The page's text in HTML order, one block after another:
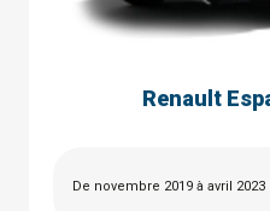
Renault
De novembre 2019 à avril 2023